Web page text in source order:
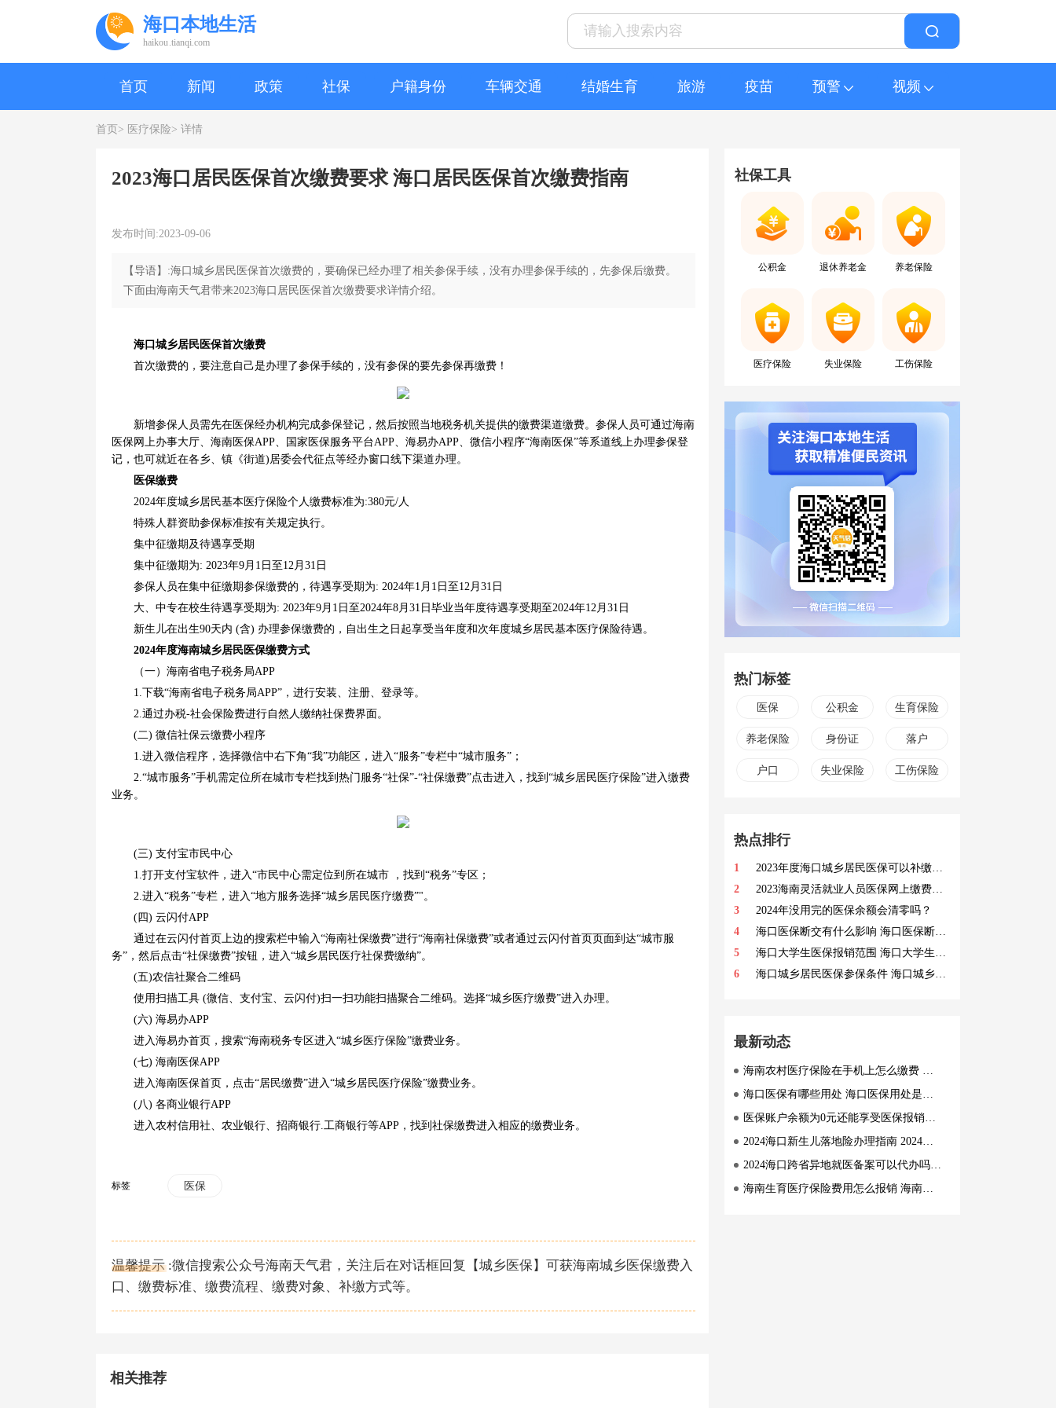
海口本地生活
haikou.tianqi.com
首页 新闻 政策 社保 户籍身份 车辆交通 结婚生育 旅游 疫苗 预警 视频
首页> 医疗保险> 详情
2023海口居民医保首次缴费要求 海口居民医保首次缴费指南
发布时间:2023-09-06
【导语】:海口城乡居民医保首次缴费的，要确保已经办理了相关参保手续，没有办理参保手续的，先参保后缴费。
下面由海南天气君带来2023海口居民医保首次缴费要求详情介绍。
海口城乡居民医保首次缴费
首次缴费的，要注意自己是办理了参保手续的，没有参保的要先参保再缴费！
新增参保人员需先在医保经办机构完成参保登记，然后按照当地税务机关提供的缴费渠道缴费。参保人员可通过海南
医保网上办事大厅、海南医保APP、国家医保服务平台APP、海易办APP、微信小程序“海南医保”等系道线上办理参保登
记，也可就近在各乡、镇《街道)居委会代征点等经办窗口线下渠道办理。
医保缴费
2024年度城乡居民基本医疗保险个人缴费标准为:380元/人
特殊人群资助参保标准按有关规定执行。
集中征缴期及待遇享受期
集中征缴期为: 2023年9月1日至12月31日
参保人员在集中征缴期参保缴费的，待遇享受期为: 2024年1月1日至12月31日
大、中专在校生待遇享受期为: 2023年9月1日至2024年8月31日毕业当年度待遇享受期至2024年12月31日
新生儿在出生90天内 (含) 办理参保缴费的，自出生之日起享受当年度和次年度城乡居民基本医疗保险待遇。
2024年度海南城乡居民医保缴费方式
（一）海南省电子税务局APP
1.下载“海南省电子税务局APP”，进行安装、注册、登录等。
2.通过办税-社会保险费进行自然人缴纳社保费界面。
(二) 微信社保云缴费小程序
1.进入微信程序，选择微信中右下角“我”功能区，进入“服务”专栏中“城市服务”；
2.“城市服务”手机需定位所在城市专栏找到热门服务“社保”-“社保缴费”点击进入，找到“城乡居民医疗保险”进入缴费
业务。
(三) 支付宝市民中心
1.打开支付宝软件，进入“市民中心需定位到所在城市 ，找到“税务”专区；
2.进入“税务”专栏，进入“地方服务选择“城乡居民医疗缴费”"。
(四) 云闪付APP
通过在云闪付首页上边的搜索栏中输入“海南社保缴费”进行“海南社保缴费”或者通过云闪付首页页面到达“城市服
务”，然后点击“社保缴费”按钮，进入“城乡居民医疗社保费缴纳”。
(五)农信社聚合二维码
使用扫描工具 (微信、支付宝、云闪付)扫一扫功能扫描聚合二维码。选择“城乡医疗缴费”进入办理。
(六) 海易办APP
进入海易办首页，搜索“海南税务专区进入“城乡医疗保险”缴费业务。
(七) 海南医保APP
进入海南医保首页，点击“居民缴费”进入“城乡居民医疗保险”缴费业务。
(八) 各商业银行APP
进入农村信用社、农业银行、招商银行.工商银行等APP，找到社保缴费进入相应的缴费业务。
标签 医保
温馨提示 :微信搜索公众号海南天气君，关注后在对话框回复【城乡医保】可获海南城乡医保缴费入
口、缴费标准、缴费流程、缴费对象、补缴方式等。
相关推荐
社保工具
公积金 退休养老金 养老保险
医疗保险 失业保险 工伤保险
热门标签
医保 公积金 生育保险
养老保险 身份证 落户
户口 失业保险 工伤保险
热点排行
1
2023年度海口城乡居民医保可以补缴吗 2023年度海口城乡居民医保补缴指南
2
2023海南灵活就业人员医保网上缴费流程 海南灵活就业人员医保网上缴费指南
3
2024年没用完的医保余额会清零吗？
4
海口医保断交有什么影响 海口医保断缴的影响是什么
5
海口大学生医保报销范围 海口大学生医保报销要求
6
海口城乡居民医保参保条件 海口城乡居民医保参保对象
最新动态
海南农村医疗保险在手机上怎么缴费 海南农村医疗保险在手机上缴费指南
海口医保有哪些用处 海口医保用处是什么
医保账户余额为0元还能享受医保报销待遇吗 医保账户余额为0元怎么享受医保报销待遇
2024海口新生儿落地险办理指南 2024海口新生儿落地险办理要求
2024海口跨省异地就医备案可以代办吗 2024海口跨省异地就医备案指南
海南生育医疗保险费用怎么报销 海南生育医疗保险费用报销流程